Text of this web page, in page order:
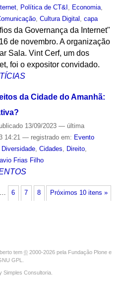
, Política de CT&I Economia,
, Cultura Digital capa
da Governança da Internet"
de novembro. A organização
Sala. Vint Cerf, um dos
foi o expositor convidado.
da Cidade do Amanhã:
13/09/2023 — última
14:21 — registrado em: Evento
Diversidade, Cidades, Direito,
Frias Filho
Próximos 10 itens »
… 6 7 8
tem © 2000-2026 pela Fundação Plone e
GPL
Simples Consultoria